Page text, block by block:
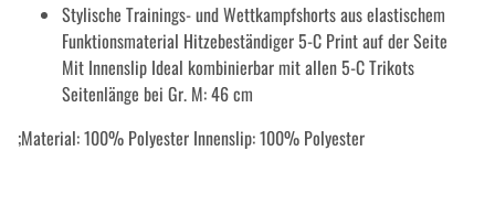
Stylische Trainings- und Wettkampfshorts aus elastischem
Funktionsmaterial Hitzebeständiger 5-C Print auf der Seite
Mit Innenslip Ideal kombinierbar mit allen 5-C Trikots
Seitenlänge bei Gr. M: 46 cm
;Material: 100% Polyester Innenslip: 100% Polyester